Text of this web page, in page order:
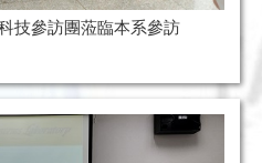
技參訪團蒞臨本系參訪